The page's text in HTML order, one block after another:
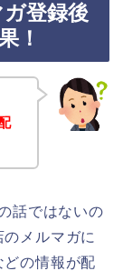
登録後
！
話ではないの
メルマガに
の情報が配